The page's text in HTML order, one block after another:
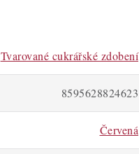
Tvarované cukrářské zdobení
8595628824623
Červená